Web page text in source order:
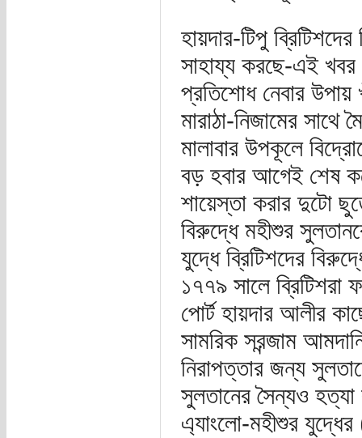
হায়দার-টিপু
সাহায্য করছে-এই খবর
প্রতিশোধ নেবার
মারাঠা-নিজামের
মালাবার উপকূলে
বড় হবার আগেই শেষ
শায়েস্তা করার দুটো
বিরুদ্ধে মহীশুর
যুদ্ধে ব্রিটিশদের
১৭৭৯ সালে ব্রিটিশরা
পোর্ট হায়দার আলীর
সামরিক সরন্জাম
নিরাপত্তার জন্য
সুলতানের সৈন্যও হত্যা
এ্যাংলো-মহীশুর